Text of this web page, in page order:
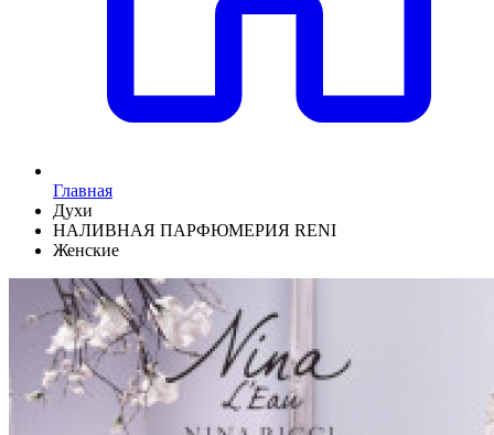
Главная
Духи
НАЛИВНАЯ ПАРФЮМЕРИЯ RENI
Женские